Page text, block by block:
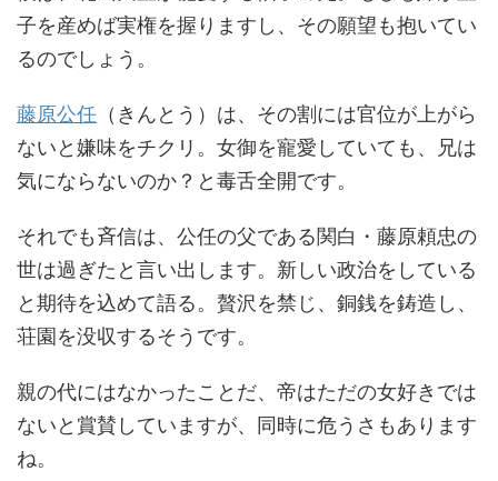
子を産めば実権を握りますし、その願望も抱いてい
るのでしょう。
藤原公任 （きんとう）は、その割には官位が上がら
ないと嫌味をチクリ。女御を寵愛していても、兄は
気にならないのか？と毒舌全開です。
それでも斉信は、公任の父である関白・藤原頼忠の
世は過ぎたと言い出します。新しい政治をしている
と期待を込めて語る。贅沢を禁じ、銅銭を鋳造し、
荘園を没収するそうです。
親の代にはなかったことだ、帝はただの女好きでは
ないと賞賛していますが、同時に危うさもあります
ね。